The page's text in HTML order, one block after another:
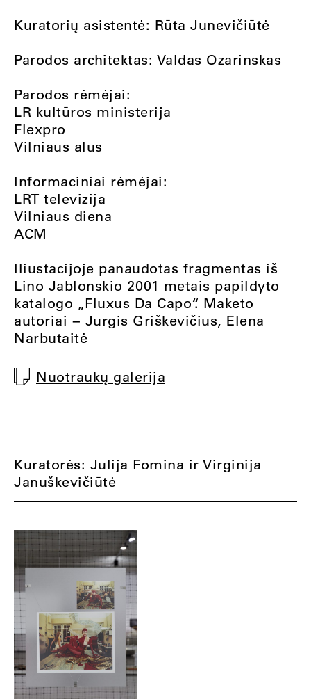
Kuratorių asistentė: Rūta Junevičiūtė
Parodos architektas: Valdas Ozarinskas
Parodos rėmėjai:
LR kultūros ministerija
Flexpro
Vilniaus alus
Informaciniai rėmėjai:
LRT televizija
Vilniaus diena
ACM
Iliustacijoje panaudotas fragmentas iš
Lino Jablonskio 2001 metais papildyto
katalogo „Fluxus Da Capo“. Maketo
autoriai − Jurgis Griškevičius, Elena
Narbutaitė
Nuotraukų galerija
Kuratorės: Julija Fomina ir Virginija
Januškevičiūtė